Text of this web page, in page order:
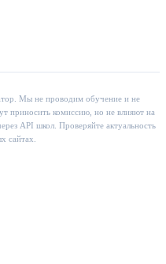
Мы не проводим обучение и не
приносить комиссию, но не влияют на
API школ. Проверяйте актуальность
сайтах.